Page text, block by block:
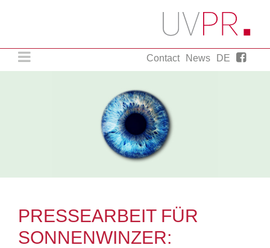
Contact News DE
PR Agency. Munich..
Just a little more.
PRESSEARBEIT FÜR
SONNENWINZER: